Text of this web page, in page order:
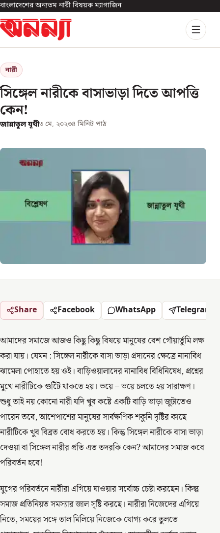
বাংলাদেশের অন্যতম নারী বিষয়ক ম্যাগাজিন
নারী
সিঙ্গেল নারীকে বাসাভাড়া দিতে আপত্তি
কেন!
জান্নাতুল যূথী৩ মে, ২০২৩৪ মিনিট পাঠ
Share Facebook WhatsApp Telegram
আমাদের সমাজে আজও কিছু কিছু বিষয়ে মানুষের বেশ গোঁয়ার্তুমি লক্ষ
করা যায়। যেমন : সিঙ্গেল নারীকে বাসা ভাড়া প্রদানের ক্ষেত্রে নানাবিধ
ঝামেলা পোহাতে হয় ওই। বাড়িওয়ালাদের নানাবিধ বিধিনিষেধ, প্রশ্নের
মুখে নারীটিকে গুটিৈ থাকতে হয়। ভয়ে – ভয়ে চলতে হয় সারাক্ষণ।
শুধু তাই নয় কোনো নারী যদি খুব কষ্টে একটি বাড়ি ভাড়া জুটাতেও
পারেন তবে, আশেপাশের মানুষের সার্বক্ষণিক শকুনি দৃষ্টির কাছে
নারীটিকে খুব বিব্রত বোধ করতে হয়। কিন্তু সিঙ্গেল নারীকে বাসা ভাড়া
দেওয়া বা সিঙ্গেল নারীর প্রতি এত তদরকি কেন? আমাদের সমাজ কবে
পরিবর্তন হবে!
যুগের পরিবর্তনে নারীরা এগিয়ে যাওয়ার সর্বোচ্চ চেষ্টা করছেন। কিন্তু
সমাজ প্রতিনিয়ত সমস্যার জাল সৃষ্টি করছে। নারীরা নিজেদের এগিয়ে
নিতে, সময়ের সঙ্গে তাল মিলিয়ে নিজেকে যোগ্য করে তুলতে